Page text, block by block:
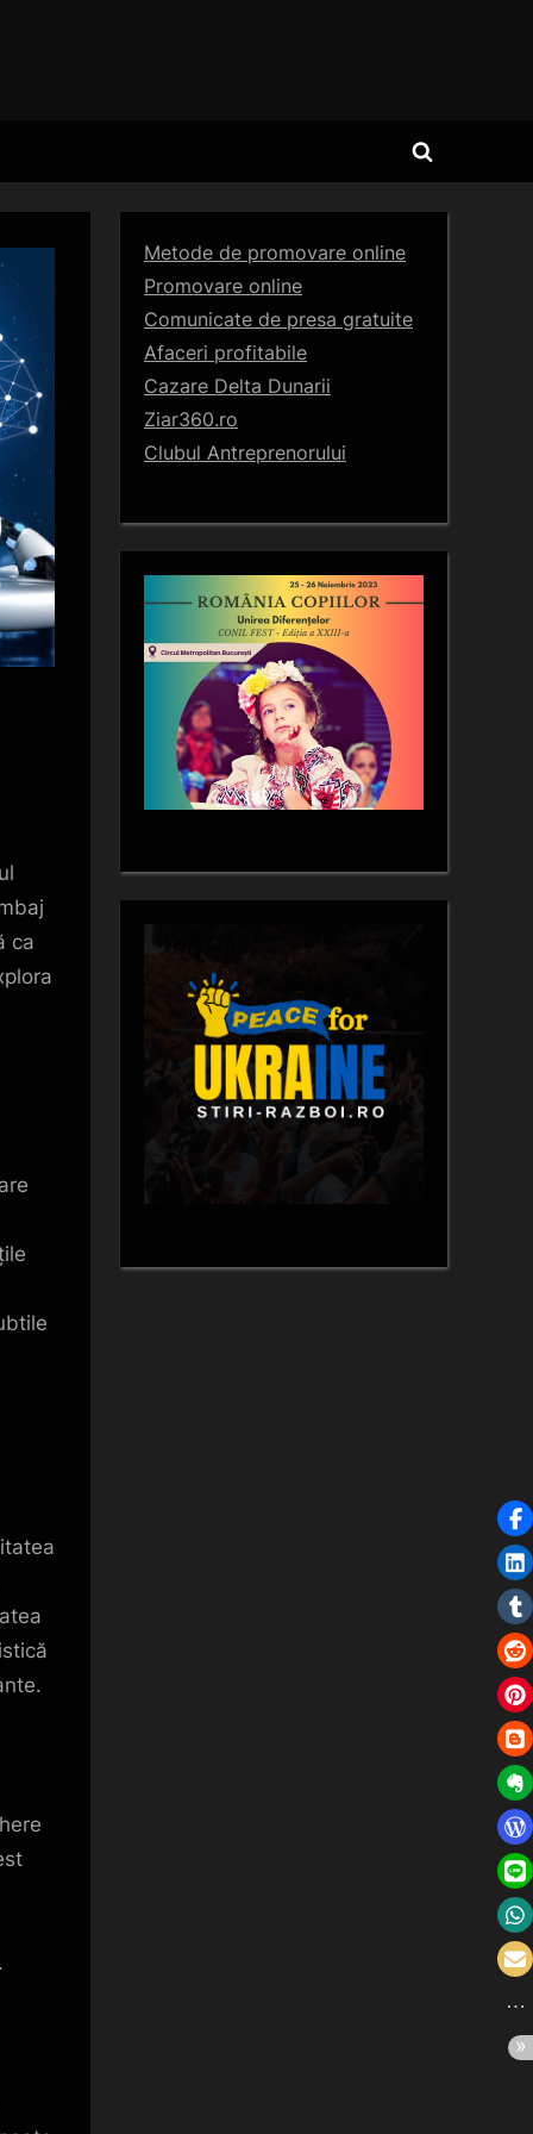
Toggle
ca
Metode de promovare online
Promovare online
Comunicate de presa gratuite
Afaceri profitabile
Cazare Delta Dunarii
Ziar360.ro
Clubul Antreprenorului